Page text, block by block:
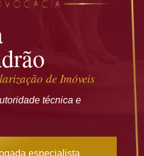
de Imóveis
técnica e
especialista